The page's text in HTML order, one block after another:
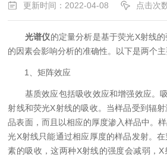
更新时间：2022-04-08 点击次
光谱仪的定量分析是基于荧光X射线
的因素会影响分析的准确性。以下是两个主
1、矩阵效应
基质效应包括吸收效应和增强效应。
射线和荧光X射线的吸收。当样品受到辐
品表面，而且以相应的厚度渗入样品中。
光X射线只能通过相应厚度的样品发射。
素的吸收，这两种X射线的强度会减弱，